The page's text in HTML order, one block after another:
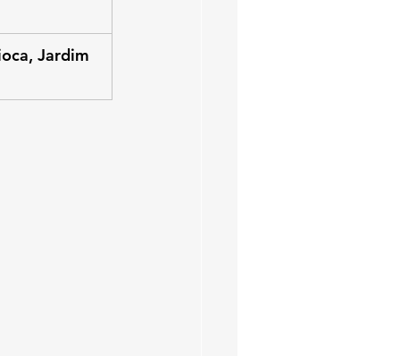
Jardim